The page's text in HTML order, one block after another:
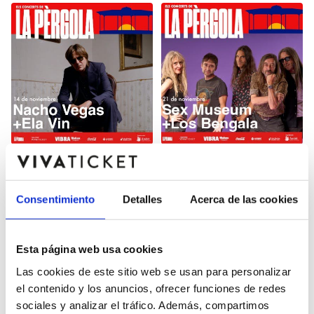
Consentimiento Detalles Acerca de las cookies
Esta página web usa cookies
Las cookies de este sitio web se usan para personalizar
el contenido y los anuncios, ofrecer funciones de redes
sociales y analizar el tráfico. Además, compartimos
ELS CONCERTS DE LA
PÈRGOLA: NACHO
VEGAS + ELA VIN
València
+ LOS BENGALA
València